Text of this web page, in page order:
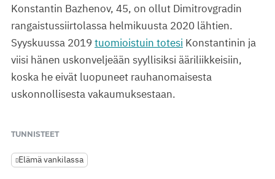
Konstantin Bazhenov, 45, on ollut Dimitrovgradin
rangaistussiirtolassa helmikuusta 2020 lähtien.
Syyskuussa 2019 tuomioistuin totesi Konstantinin ja
viisi hänen uskonveljeään syyllisiksi ääriliikkeisiin,
koska he eivät luopuneet rauhanomaisesta
uskonnollisesta vakaumuksestaan.
TUNNISTEET
Elämä vankilassa